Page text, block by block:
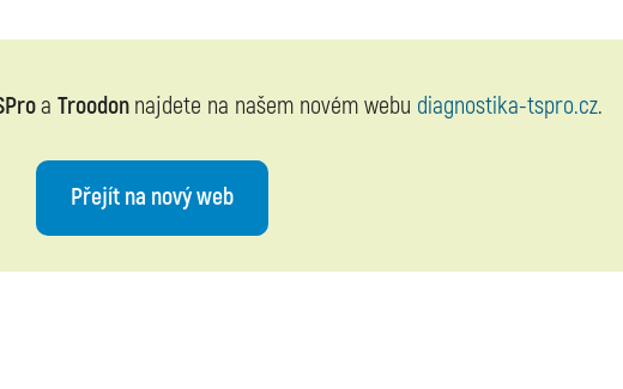
a Troodon najdete na našem novém webu diagnostika-tspro.cz.
Přejít na nový web